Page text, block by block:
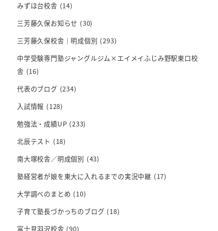
みずほ台校舎 (14)
三芳藤久保お知らせ (30)
三芳藤久保校舎｜明成個別 (293)
中学受験専門塾ジャングルジム×エイメイふじみ野駅東口校
舎 (16)
代表のブログ (234)
入試情報 (128)
勉強法・成績UP (233)
北辰テスト (18)
南大塚校舎／明成個別 (43)
塾経営者が娘を東大に入れるまでの実況中継 (17)
大学調べのまとめ (10)
子育て塾長づかっちのブログ (18)
富士見羽沢校舎 (90)